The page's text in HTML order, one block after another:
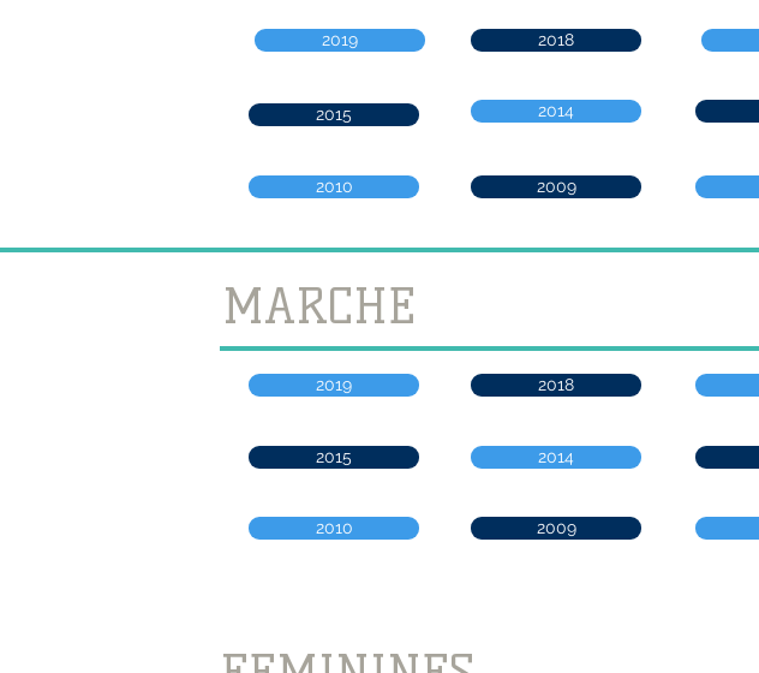
2019 2018
2015
2010
2014
2009
MARCHE
2019 2018
2015
2010
2014
2009